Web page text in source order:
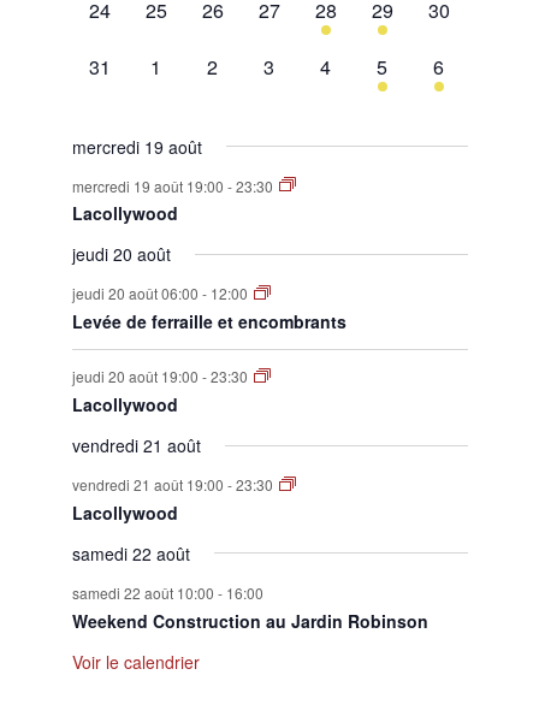
0
24
0
25
0
26
0
évènement,
27
1
évènement,
28
1
évènement,
29
0
30
0
31
0
1
0
2
0
3
0
évènement,
4
1
évènement,
5
1
évènement,
6
mercredi 19 août
mercredi 19 août 19:00 -23:30
Lacollywood
jeudi 20 août
jeudi 20 août 06:00 - 12:00
Levée de ferraille et encombrants
jeudi 20 août 19:00 -23:30
Lacollywood
vendredi 21 août
vendredi 21 août 19:00 -23:30
Lacollywood
samedi 22 août
samedi 22 août 10:00 - 16:00
Weekend Construction au Jardin Robinson
Voir le calendrier